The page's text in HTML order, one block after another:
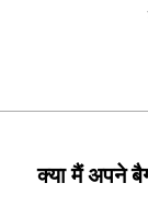
क्या मैं अपने